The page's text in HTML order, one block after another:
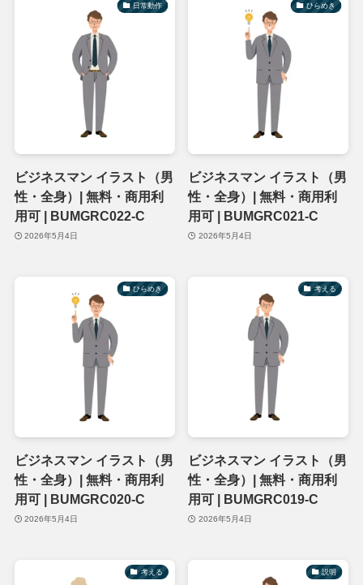
日常動作
ビジネスマン イラスト（男
性・全身）| 無料・商用利
用可 | BUMGRC022-C
2026年5月4日
ひらめき
ビジネスマン イラスト（男
性・全身）| 無料・商用利
用可 | BUMGRC021-C
2026年5月4日
ひらめき
ビジネスマン イラスト（男
性・全身）| 無料・商用利
用可 | BUMGRC020-C
2026年5月4日
考える
ビジネスマン イラスト（男
性・全身）| 無料・商用利
用可 | BUMGRC019-C
2026年5月4日
考える 説明